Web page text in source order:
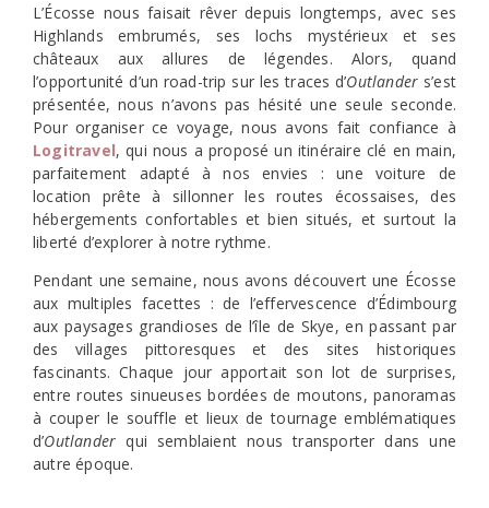
L’Écosse nous faisait rêver depuis longtemps, avec ses
Highlands embrumés, ses lochs mystérieux et ses
châteaux aux allures de légendes. Alors, quand
l’opportunité d’un road-trip sur les traces d’Outlander s’est
présentée, nous n’avons pas hésité une seule seconde.
Pour organiser ce voyage, nous avons fait confiance à
Logitravel, qui nous a proposé un itinéraire clé en main,
parfaitement adapté à nos envies : une voiture de
location prête à sillonner les routes écossaises, des
hébergements confortables et bien situés, et surtout la
liberté d’explorer à notre rythme.
Pendant une semaine, nous avons découvert une Écosse
aux multiples facettes : de l’effervescence d’Édimbourg
aux paysages grandioses de l’île de Skye, en passant par
des villages pittoresques et des sites historiques
fascinants. Chaque jour apportait son lot de surprises,
entre routes sinueuses bordées de moutons, panoramas
à couper le souffle et lieux de tournage emblématiques
d’Outlander qui semblaient nous transporter dans une
autre époque.